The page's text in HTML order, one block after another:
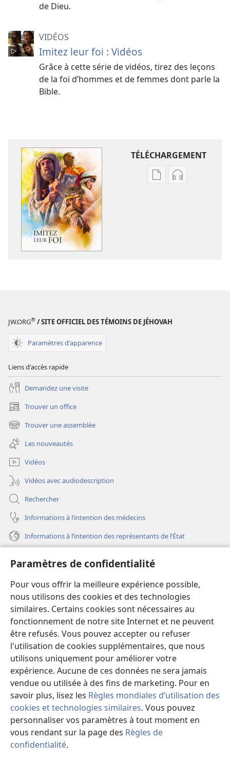
Paramètres de confidentialité
Pour vous offrir la meilleure expérience possible,
nous utilisons des cookies et des technologies
similaires. Certains cookies sont nécessaires au
fonctionnement de notre site Internet et ne peuvent
être refusés. Vous pouvez accepter ou refuser
l'utilisation de cookies supplémentaires, que nous
utilisons uniquement pour améliorer votre
expérience. Aucune de ces données ne sera jamais
vendue ou utilisée à des fins de marketing. Pour en
savoir plus, lisez les Règles mondiales d’utilisation des
cookies et technologies similaires. Vous pouvez
personnaliser vos paramètres à tout moment en
vous rendant sur la page des Règles de
confidentialité.
de Dieu.
VIDÉOS
Imitez leur foi : Vidéos
Grâce à cette série de vidéos, tirez des leçons
de la foi d’hommes et de femmes dont parle la
Bible.
TÉLÉCHARGEMENT
OptionsOptions
JW.ORG® / SITE OFFICIEL DES TÉMOINS DE JÉHOVAH
Paramètres d'apparence
Liens d'accès rapide
Demandez une visite
Trouver un office
(ouvre
une
nouvelle
fenêtre)
Trouver une assemblée
(ouvre
une
nouvelle
fenêtre)
Les nouveautés
Vidéos
Vidéos avec audiodescription
Rechercher
Informations à l’intention des médecins
Informations à l’intention des représentants de l’État
(ouvre
une
nouvelle
fenêtre)
Bibliothèque en ligne
(ouvre
une
nouvelle
fenêtre)
JW Hub®
(ouvre
une
nouvelle
fenêtre)
JW Library
Watchtower Library
Copyright© 2026 Watch Tower Bible and Tract Society of Pennsylvania.
CONDITIONS D’UTILISATION
PARAMÈTRES DE CONFIDENTIALITÉ